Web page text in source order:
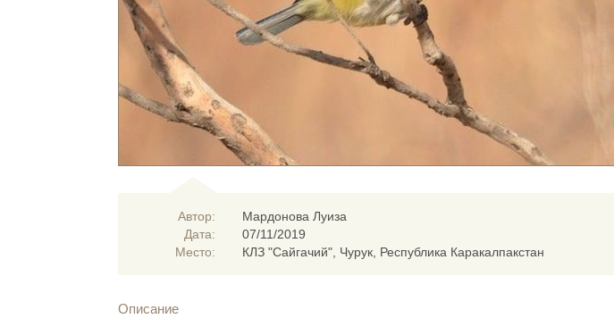
Автор:
Дата:
Место:
Мардонова Луиза
07/11/2019
КЛЗ "Сайгачий", Чурук, Республика Каракалпакстан
Описание